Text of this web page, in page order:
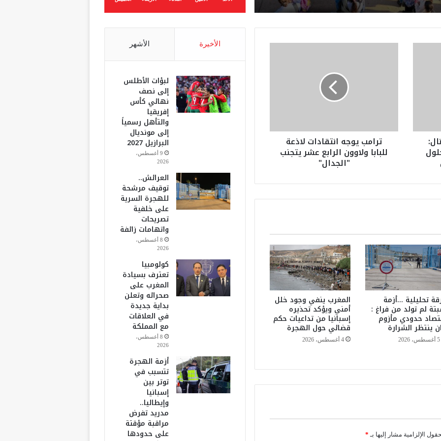
ه
ا
ا
ذ
ع
ة
ل
ب
ا
ب
ا
و
و
ر
ترامب يوجه انتقادات لاذعة
للبابا ولاوون الرابع عشر يتجنب
"الجدال"
تحليلية …أزمة
لم تولد من فراغ :
حدودي مأزوم
ينتظر الشرارة
5 أغسطس، 2026
المغرب ينفي وجود خلل
أمني ويؤكد تحذيره
إسبانيا من تداعيات حكم
قضائي حول الهجرة
4 أغسطس، 2026
الإلزامية مشار إليها بـ *
الأخيرة الأشهر
لبؤات الأطلس
إلى نصف
نهائي كأس
إفريقيا
والتأهل رسمياً
إلى مونديال
البرازيل 2027
9 أغسطس،
2026
العرائش..
توقيف مرشحة
للهجرة السرية
على خلفية
تصريحات
واتهامات زائفة
8 أغسطس،
2026
كولومبيا
تعترف بسيادة
المغرب على
صحرائه وتعلن
بداية جديدة
في العلاقات
مع المملكة
8 أغسطس،
2026
أزمة الهجرة
تتسبب في
توتر بين
إسبانيا
وإيطاليا..
مدريد تفرض
مراقبة مؤقتة
على حدودها